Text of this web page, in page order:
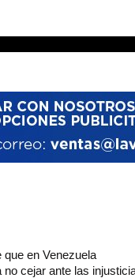
en Venezuela
cejar ante las